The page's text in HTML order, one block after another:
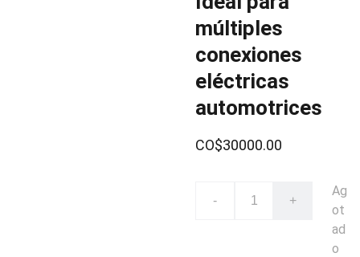
múltiples
conexiones
eléctricas
automotrices
CO$30000.00
- +
Ag
ot
ad
o